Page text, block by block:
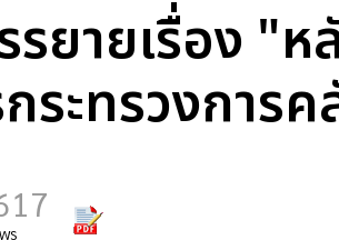
ยายเรื่อง "
ระทรวงการค